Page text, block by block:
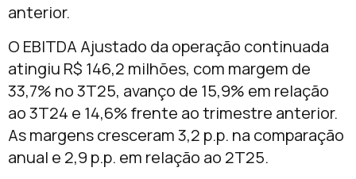
anterior.
O EBITDA Ajustado da operação continuada
atingiu R$ 146,2 milhões, com margem de
33,7% no 3T25, avanço de 15,9% em relação
ao 3T24 e 14,6% frente ao trimestre anterior.
As margens cresceram 3,2 p.p. na comparação
anual e 2,9 p.p. em relação ao 2T25.